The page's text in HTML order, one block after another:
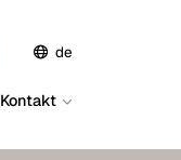
de
en
fr
Kontakt